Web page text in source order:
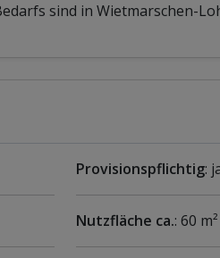
sind in Wietmarschen-
Provisionspflichtig:
Nutzfläche ca.: 60 m²